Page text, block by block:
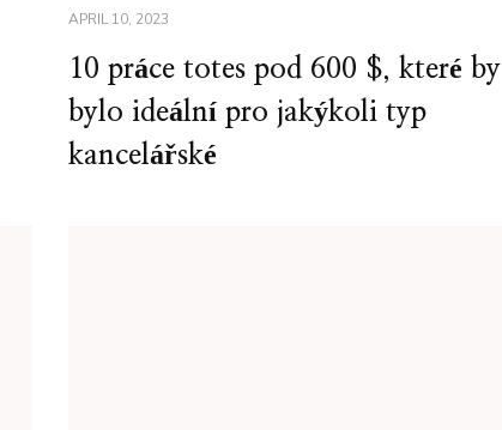
APRIL 10, 2023
10 práce totes pod 600 $, které by
bylo ideální pro jakýkoli typ
kancelářské